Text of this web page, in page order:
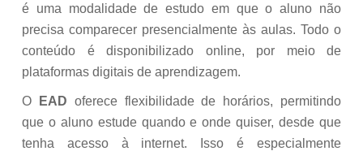
é uma modalidade de estudo em que o aluno não
precisa comparecer presencialmente às aulas. Todo o
conteúdo é disponibilizado online, por meio de
plataformas digitais de aprendizagem.
O EAD oferece flexibilidade de horários, permitindo
que o aluno estude quando e onde quiser, desde que
tenha acesso à internet. Isso é especialmente